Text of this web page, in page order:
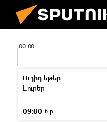
00:00
Ուղիղ եթեր
Լուրեր
09:00 6 ր